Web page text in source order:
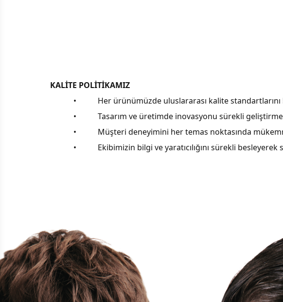
KALİTE POLİTİKAMIZ
• Her ürünümüzde uluslararası kalite standartlarını
• Tasarım ve üretimde inovasyonu sürekli
• Müşteri deneyimini her temas noktasında
• Ekibimizin bilgi ve yaratıcılığını sürekli besleyerek